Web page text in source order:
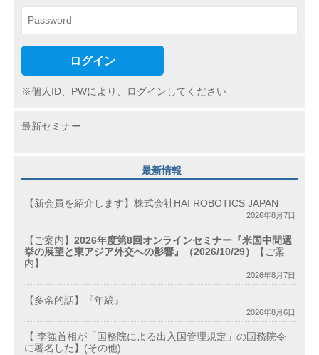
ログイン
※個人ID、PWにより、ログインしてください
最新セミナー
最新情報
【新会員を紹介します】株式会社HAI ROBOTICS JAPAN
2026年8月7日
【ご案内】 2026年度第8回オンラインセミナー『米国中間選
挙の展望と東アジア外交への影響』（2026/10/29）
【ご案
内】
2026年8月7日
【多余的話】『年縞』
2026年8月6日
【 李強首相が「国務院による出入国管理規定」の国務院令
に署名した】(その他)